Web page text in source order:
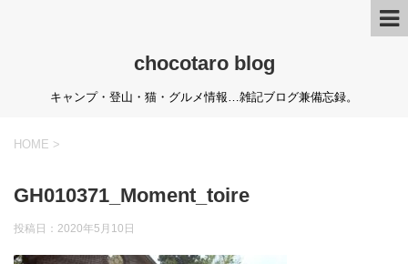
chocotaro blog
キャンプ・登山・猫・グルメ情報…雑記ブログ兼備忘録。
HOME >
GH010371_Moment_toire
投稿日： 2020年5月10日